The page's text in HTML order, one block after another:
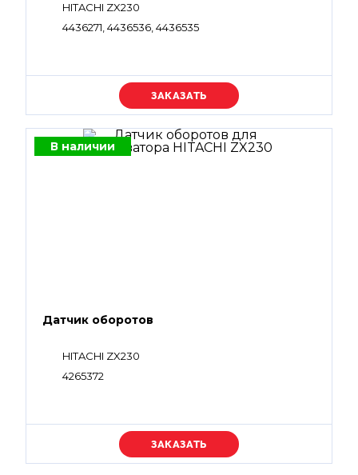
HITACHI ZX230
4436271, 4436536, 4436535
Уточняйте цену
В наличии
Датчик оборотов
HITACHI ZX230
4265372
Уточняйте цену